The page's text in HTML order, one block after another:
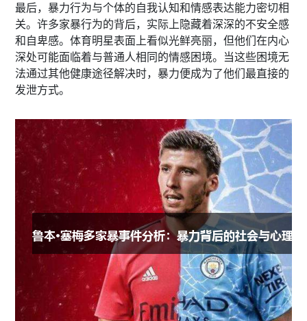
最后，暴力行为与个体的自我认知和情感表达能力密切相
关。许多家暴行为的背后，实际上隐藏着深深的不安全感
和自卑感。体育明星表面上看似光鲜亮丽，但他们在内心
深处可能面临着与普通人相同的情感困境。当这些困境无
法通过其他健康途径解决时，暴力便成为了他们最直接的
发泄方式。